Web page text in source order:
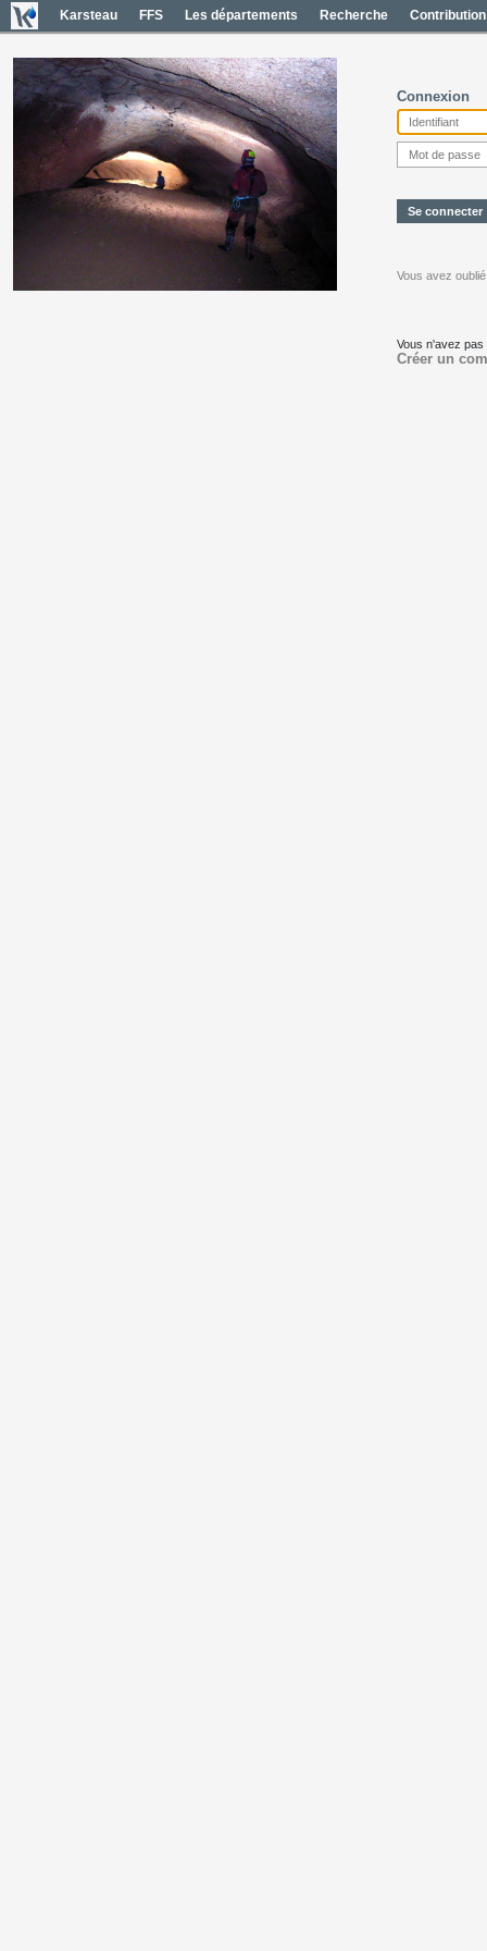
Karsteau FFS Les départements Recherche Contribution
Connexion
Vous avez
Vous n'avez
Créer un